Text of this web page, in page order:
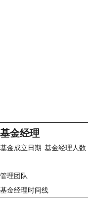
基金经理
基金成立日期 基金经理人数
管理团队
基金经理时间线